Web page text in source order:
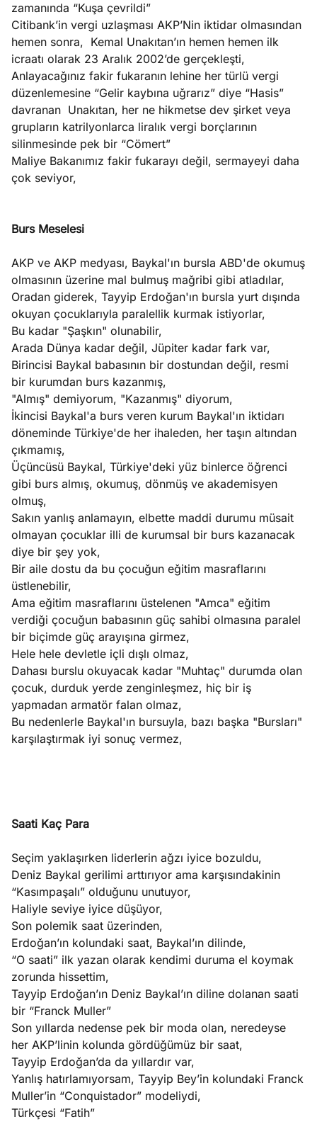
zamanında “Kuşa çevrildi”
Citibank’in vergi uzlaşması AKP’Nin iktidar olmasından
hemen sonra, Kemal Unakıtan’ın hemen hemen ilk
icraatı olarak 23 Aralık 2002’de gerçekleşti,
Anlayacağınız fakir fukaranın lehine her türlü vergi
düzenlemesine “Gelir kaybına uğrarız” diye “Hasis”
davranan Unakıtan, her ne hikmetse dev şirket veya
grupların katrilyonlarca liralık vergi borçlarının
silinmesinde pek bir “Cömert”
Maliye Bakanımız fakir fukarayı değil, sermayeyi daha
çok seviyor,
Burs Meselesi
AKP ve AKP medyası, Baykal'ın bursla ABD'de okumuş
olmasının üzerine mal bulmuş mağribi gibi atladılar,
Oradan giderek, Tayyip Erdoğan'ın bursla yurt dışında
okuyan çocuklarıyla paralellik kurmak istiyorlar,
Bu kadar "Şaşkın" olunabilir,
Arada Dünya kadar değil, Jüpiter kadar fark var,
Birincisi Baykal babasının bir dostundan değil, resmi
bir kurumdan burs kazanmış,
"Almış" demiyorum, "Kazanmış" diyorum,
İkincisi Baykal'a burs veren kurum Baykal'ın iktidarı
döneminde Türkiye'de her ihaleden, her taşın altından
çıkmamış,
Üçüncüsü Baykal, Türkiye'deki yüz binlerce öğrenci
gibi burs almış, okumuş, dönmüş ve akademisyen
olmuş,
Sakın yanlış anlamayın, elbette maddi durumu müsait
olmayan çocuklar illi de kurumsal bir burs kazanacak
diye bir şey yok,
Bir aile dostu da bu çocuğun eğitim masraflarını
üstlenebilir,
Ama eğitim masraflarını üstelenen "Amca" eğitim
verdiği çocuğun babasının güç sahibi olmasına paralel
bir biçimde güç arayışına girmez,
Hele hele devletle içli dışlı olmaz,
Dahası burslu okuyacak kadar "Muhtaç" durumda olan
çocuk, durduk yerde zenginleşmez, hiç bir iş
yapmadan armatör falan olmaz,
Bu nedenlerle Baykal'ın bursuyla, bazı başka "Bursları"
karşılaştırmak iyi sonuç vermez,
Saati Kaç Para
Seçim yaklaşırken liderlerin ağzı iyice bozuldu,
Deniz Baykal gerilimi arttırıyor ama karşısındakinin
“Kasımpaşalı” olduğunu unutuyor,
Haliyle seviye iyice düşüyor,
Son polemik saat üzerinden,
Erdoğan’ın kolundaki saat, Baykal’ın dilinde,
“O saati” ilk yazan olarak kendimi duruma el koymak
zorunda hissettim,
Tayyip Erdoğan’ın Deniz Baykal’ın diline dolanan saati
bir “Franck Muller”
Son yıllarda nedense pek bir moda olan, neredeyse
her AKP’linin kolunda gördüğümüz bir saat,
Tayyip Erdoğan’da da yıllardır var,
Yanlış hatırlamıyorsam, Tayyip Bey’in kolundaki Franck
Muller’in “Conquistador” modeliydi,
Türkçesi “Fatih”